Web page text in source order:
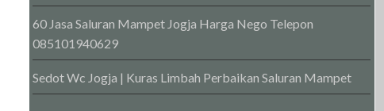
60 Jasa Saluran Mampet Jogja Harga Nego Telepon
085101940629
Sedot Wc Jogja | Kuras Limbah Perbaikan Saluran Mampet